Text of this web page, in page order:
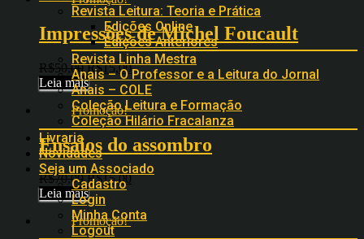
Revista Leitura: Teoria e Prática
Edições Online
Edições Anteriores
Revista Linha Mestra
Anais – O Professor e a Leitura do Jornal
Anais – COLE
Coleção Leitura e Formação
Coleção Hilário Fracalanza
Livraria
Novidades
Seja um Associado
Cadastro
Login
Minha Conta
Logout
Impressões de Michel Foucault
R$50,00 R$15,00
Leia mais
Promoção!
Ensaios do assombro
R$70,00 R$15,00
Leia mais
Promoção!